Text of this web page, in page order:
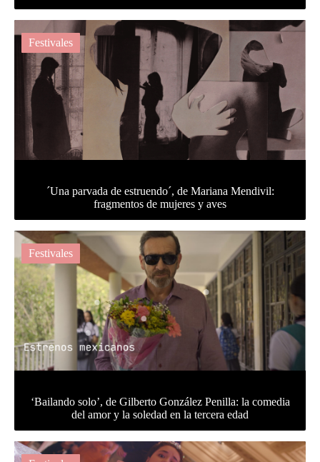
Festivales
´Una parvada de estruendo´, de Mariana Mendivil:
fragmentos de mujeres y aves
Festivales
‘Bailando solo’, de Gilberto González Penilla: la comedia
del amor y la soledad en la tercera edad